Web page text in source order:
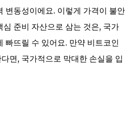
변동성이에요. 이렇게 가격이 불안
심 준비 자산으로 삼는 것은, 국가
빠뜨릴 수 있어요. 만약 비트코인
면, 국가적으로 막대한 손실을 입